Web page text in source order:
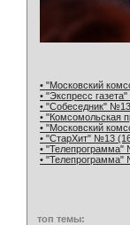
• "Московский
• "Экспресс
• "Собеседник"
• "Комсомольская
• "Московский
• "СтарХит" №13
• "Телепрограмма"
• "Телепрограмма"
топ темы: